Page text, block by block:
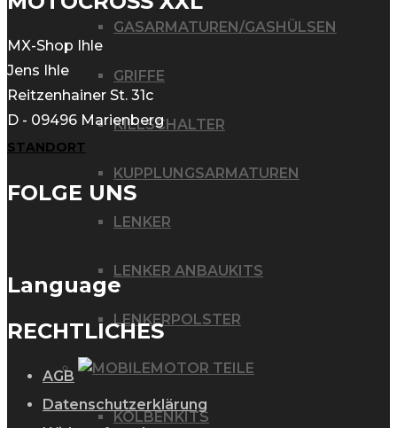
GASARMATUREN/GASHÜLSEN
GRIFFE
KILLSCHALTER
KUPPLUNGSARMATUREN
LENKER
LENKER ANBAUKITS
LENKERPOLSTER
MOTOR TEILE
KOLBENKITS
MX-Shop Ihle
Jens Ihle
Reitzenhainer St. 31c
D - 09496 Marienberg
STANDORT
FOLGE UNS
Language
RECHTLICHES
AGB
Datenschutzerklärung